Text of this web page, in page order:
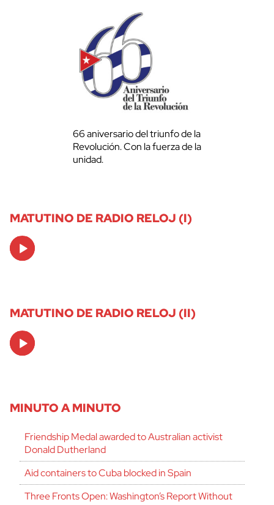
66 aniversario del triunfo de la
Revolución. Con la fuerza de la
unidad.
MATUTINO DE RADIO RELOJ (I)
Audio
Player
MATUTINO DE RADIO RELOJ (II)
Audio
Player
MINUTO A MINUTO
Friendship Medal awarded to Australian activist
Donald Dutherland
Aid containers to Cuba blocked in Spain
Three Fronts Open: Washington’s Report Without